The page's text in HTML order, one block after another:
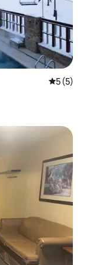
औसत रेटिंग
5 (5)